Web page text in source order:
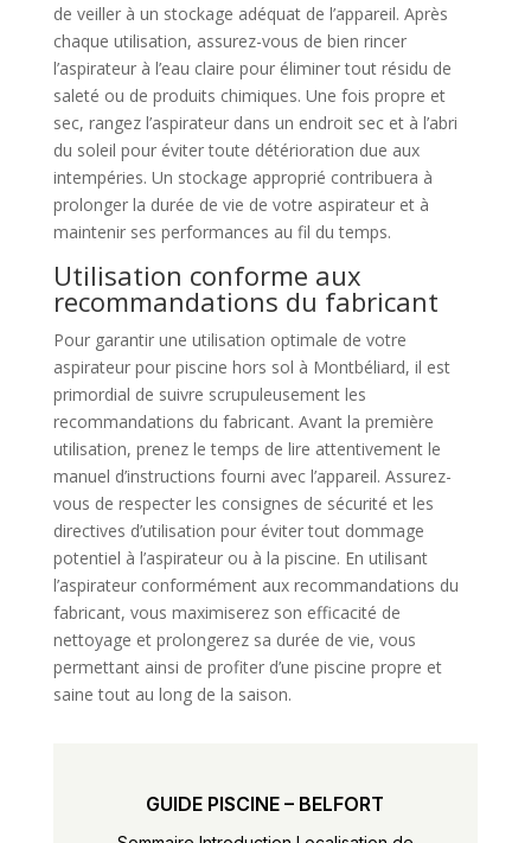
de veiller à un stockage adéquat de l’appareil. Après
chaque utilisation, assurez-vous de bien rincer
l’aspirateur à l’eau claire pour éliminer tout résidu de
saleté ou de produits chimiques. Une fois propre et
sec, rangez l’aspirateur dans un endroit sec et à l’abri
du soleil pour éviter toute détérioration due aux
intempéries. Un stockage approprié contribuera à
prolonger la durée de vie de votre aspirateur et à
maintenir ses performances au fil du temps.
Utilisation conforme aux
recommandations du fabricant
Pour garantir une utilisation optimale de votre
aspirateur pour piscine hors sol à Montbéliard, il est
primordial de suivre scrupuleusement les
recommandations du fabricant. Avant la première
utilisation, prenez le temps de lire attentivement le
manuel d’instructions fourni avec l’appareil. Assurez-
vous de respecter les consignes de sécurité et les
directives d’utilisation pour éviter tout dommage
potentiel à l’aspirateur ou à la piscine. En utilisant
l’aspirateur conformément aux recommandations du
fabricant, vous maximiserez son efficacité de
nettoyage et prolongerez sa durée de vie, vous
permettant ainsi de profiter d’une piscine propre et
saine tout au long de la saison.
GUIDE PISCINE – BELFORT